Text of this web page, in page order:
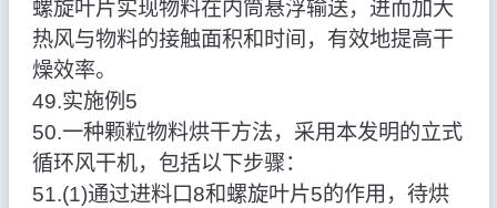
螺旋叶片实现物料在内筒悬浮输送，进而加大
热风与物料的接触面积和时间，有效地提高干
燥效率。
49.实施例5
50.一种颗粒物料烘干方法，采用本发明的立式
循环风干机，包括以下步骤：
51.(1)通过进料口8和螺旋叶片5的作用，待烘